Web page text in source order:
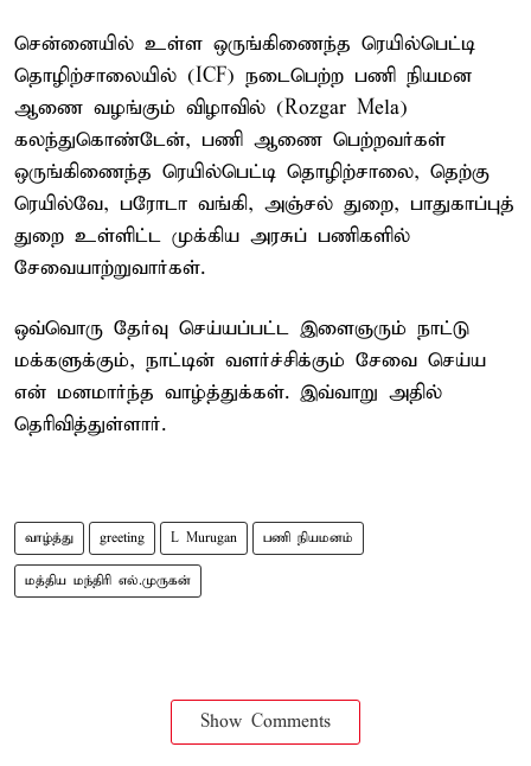
சென்னையில் உள்ள ஒருங்கிணைந்த ரெயில்பெட்டி
தொழிற்சாலையில் (ICF) நடைபெற்ற பணி நியமன
ஆணை வழங்கும் விழாவில் (Rozgar Mela)
கலந்துகொண்டேன், பணி ஆணை பெற்றவர்கள்
ஒருங்கிணைந்த ரெயில்பெட்டி தொழிற்சாலை, தெற்கு
ரெயில்வே, பரோடா வங்கி, அஞ்சல் துறை, பாதுகாப்புத்
துறை உள்ளிட்ட முக்கிய அரசுப் பணிகளில்
சேவையாற்றுவார்கள்.
ஒவ்வொரு தேர்வு செய்யப்பட்ட இளைஞரும் நாட்டு
மக்களுக்கும், நாட்டின் வளர்ச்சிக்கும் சேவை செய்ய
என் மனமார்ந்த வாழ்த்துக்கள். இவ்வாறு அதில்
தெரிவித்துள்ளார்.
வாழ்த்து greeting L Murugan பணி நியமனம்
மத்திய மந்திரி எல்.முருகன்
Show Comments